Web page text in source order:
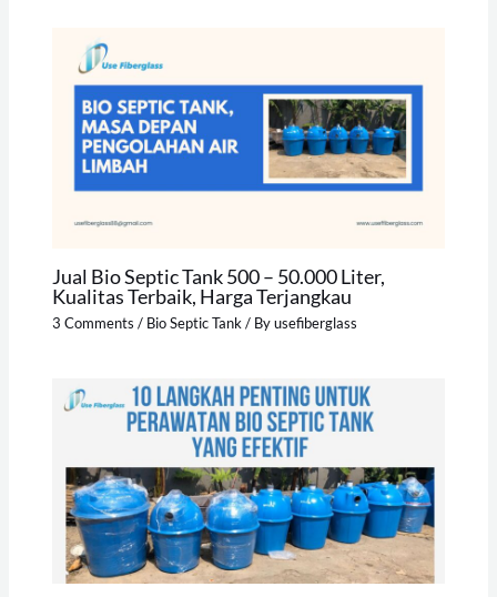
Jual Bio Septic Tank 500 – 50.000 Liter,
Kualitas Terbaik, Harga Terjangkau
3 Comments / Bio Septic Tank/ Byusefiberglass